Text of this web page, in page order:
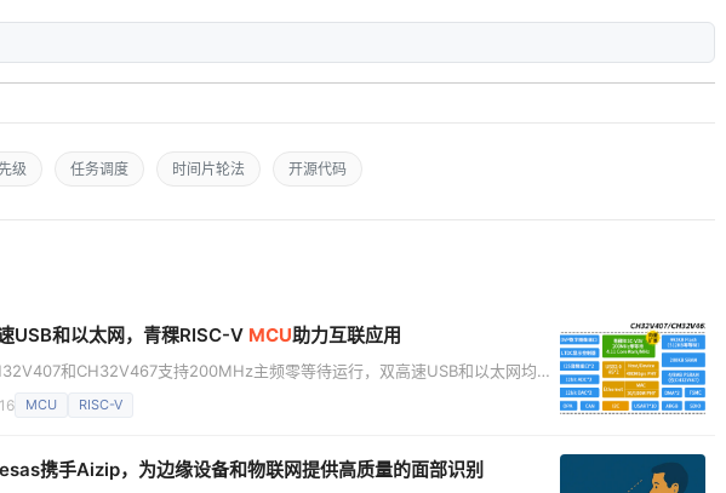
级 任务调度 时间片轮法 开源代码
USB和以太网，青稞RISC-V MCU助力互联应用
和CH32V467支持200MHz主频零等待运行，双高速USB和以太网均内
理能力，为工业互联、专业物联应用提供高集成度、高性能的解决方案。 双高
MCU RISC-V
携手Aizip，为边缘设备和物联网提供高质量的面部识别